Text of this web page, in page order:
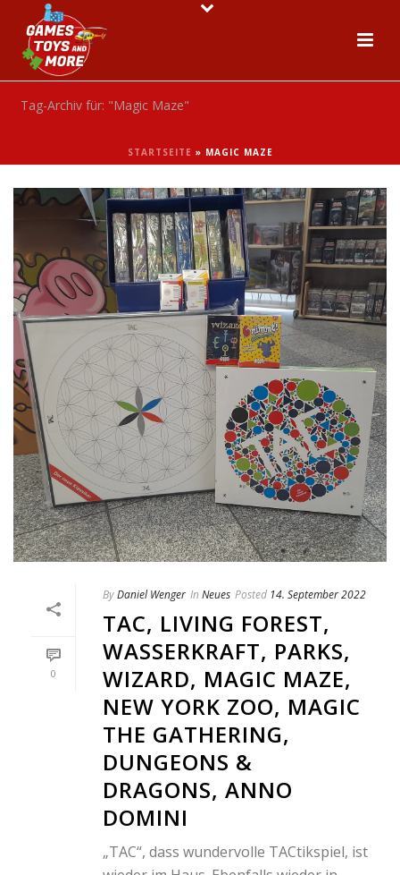
Tag-Archiv für: "Magic Maze"
STARTSEITE » MAGIC MAZE
0
ByDaniel Wenger In Neues Posted 14. September 2022
TAC, LIVING FOREST,
WASSERKRAFT, PARKS,
WIZARD, MAGIC MAZE,
NEW YORK ZOO, MAGIC
THE GATHERING,
DUNGEONS &
DRAGONS, ANNO
DOMINI
„TAC“, dass wundervolle TACtikspiel, ist